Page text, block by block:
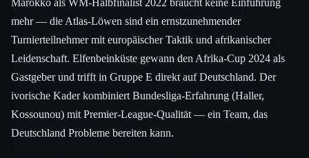
mehr — die Atlas-Löwen sind ein ernstzunehmender
Turnierteilnehmer mit europäischer Taktik und afrikanischer
Leidenschaft. Elfenbeinküste gewann den Afrika-Cup 2024 als
Gastgeber und trifft in Gruppe E direkt auf Deutschland. Der
ivorische Kader kombiniert Bundesliga-Erfahrung (Haller,
Kossounou) mit Premier-League-Qualität — ein Team, das
Deutschland Probleme bereiten kann.